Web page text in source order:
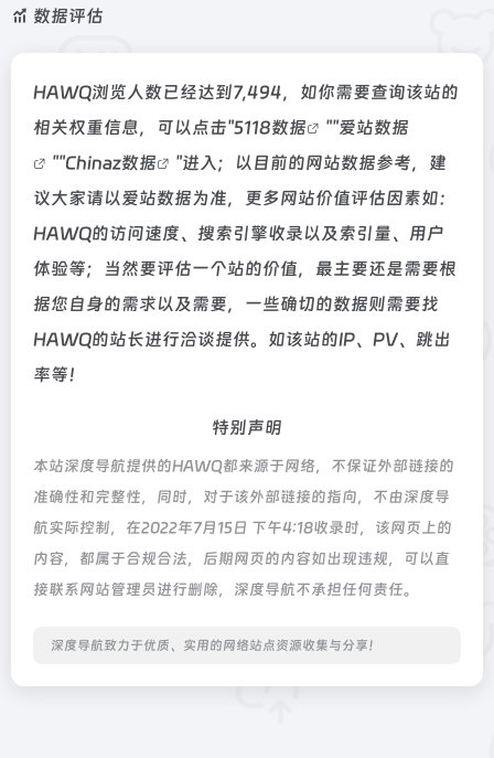
数据评估
HAWQ浏览人数已经达到7,494，如你需要查询该站的
相关权重信息，可以点击"5118数据 ""爱站数据
""Chinaz数据
"进入；以目前的网站数据参考，建
议大家请以爱站数据为准，更多网站价值评估因素如：
HAWQ的访问速度、搜索引擎收录以及索引量、用户
体验等；当然要评估一个站的价值，最主要还是需要根
据您自身的需求以及需要，一些确切的数据则需要找
HAWQ的站长进行洽谈提供。如该站的IP、PV、跳出
率等！
特别声明
本站深度导航提供的HAWQ都来源于网络，不保证外部链接的
准确性和完整性，同时，对于该外部链接的指向，不由深度导
航实际控制，在2022年7月15日 下午4:18收录时，该网页上的
内容，都属于合规合法，后期网页的内容如出现违规，可以直
接联系网站管理员进行删除，深度导航不承担任何责任。
深度导航致力于优质、实用的网络站点资源收集与分享！